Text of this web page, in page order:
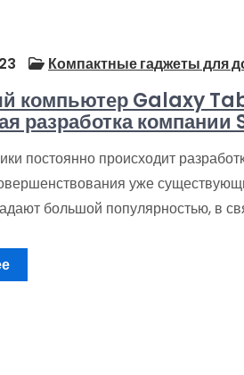
Компактные гаджеты для
компьютер Galaxy
разработка
постоянно происходит
уже
большой популярностью, в